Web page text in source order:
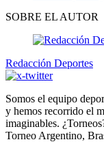
SOBRE EL AUTOR
Redacción Deportes
Somos el equipo
y hemos recorrido el
imaginables.
Torneo Argentino,